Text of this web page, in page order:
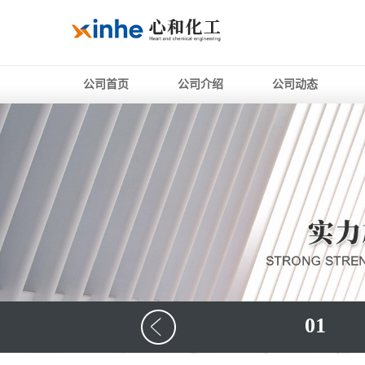
公司首页 公司介绍 公司动态
01